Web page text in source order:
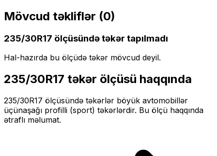
Mövcud təkliflər (0)
235/30R17 ölçüsündə təkər tapılmadı
Hal-hazırda bu ölçüdə təkər mövcud deyil.
235/30R17 təkər ölçüsü haqqında
235/30R17 ölçüsündə təkərlər böyük avtomobillər
üçünaşağı profilli (sport) təkərlərdir. Bu ölçü haqqında
ətraflı məlumat.